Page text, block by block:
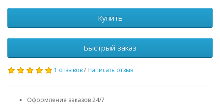
Купить
Быстрый заказ
1 отзывов/ Написать отзыв
Оформление заказов 24/7